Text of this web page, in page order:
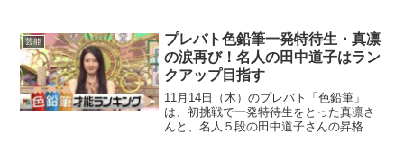
の現在の活動やプロフィールについて詳
しく解説します。さらに、...
芸能
プレバト色鉛筆一発特待生・真凛
の涙再び！名人の田中道子はラン
クアップ目指す
11月14日（木）のプレバト「色鉛筆」
は、初挑戦で一発特待生をとった真凛さ
んと、名人５段の田中道子さんの昇格試